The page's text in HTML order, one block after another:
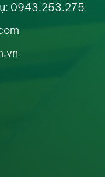
0943.253.275